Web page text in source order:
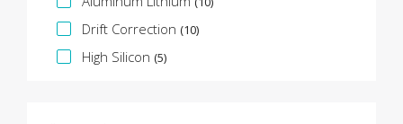
Drift Correction (10)
High Silicon (5)